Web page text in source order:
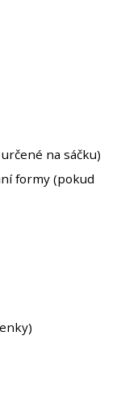
na sáčku)
formy (pokud